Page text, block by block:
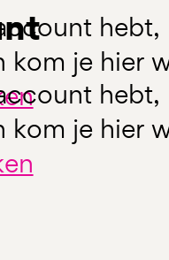
hebt,
kom je hier
hebt,
kom je hier